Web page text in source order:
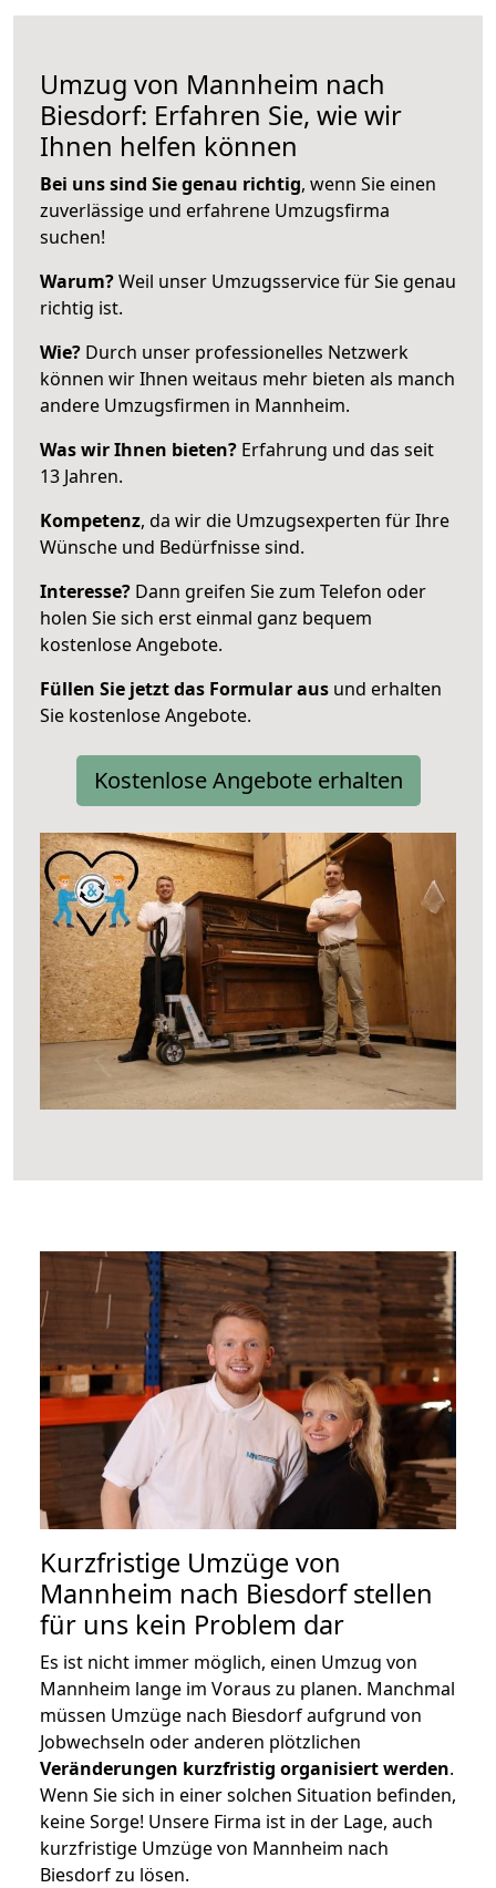
Umzug von Mannheim nach
Biesdorf: Erfahren Sie, wie wir
Ihnen helfen können
Bei uns sind Sie genau richtig, wenn Sie einen
zuverlässige und erfahrene Umzugsfirma
suchen!
Warum?Weil unser Umzugsservice für Sie genau
richtig ist.
Wie? Durch unser professionelles Netzwerk
können wir Ihnen weitaus mehr bieten als manch
andere Umzugsfirmen in Mannheim.
Was wir Ihnen bieten? Erfahrung und das seit
13 Jahren.
Kompetenz, da wir die Umzugsexperten für Ihre
Wünsche und Bedürfnisse sind.
Interesse? Dann greifen Sie zum Telefon oder
holen Sie sich erst einmal ganz bequem
kostenlose Angebote.
Füllen Sie jetzt das Formular aus und erhalten
Sie kostenlose Angebote.
Kostenlose Angebote erhalten
Kurzfristige Umzüge von
Mannheim nach Biesdorf stellen
für uns kein Problem dar
Es ist nicht immer möglich, einen Umzug von
Mannheim lange im Voraus zu planen. Manchmal
müssen Umzüge nach Biesdorf aufgrund von
Jobwechseln oder anderen plötzlichen
Veränderungen kurzfristig organisiert werden.
Wenn Sie sich in einer solchen Situation befinden,
keine Sorge! Unsere Firma ist in der Lage, auch
kurzfristige Umzüge von Mannheim nach
Biesdorf zu lösen.